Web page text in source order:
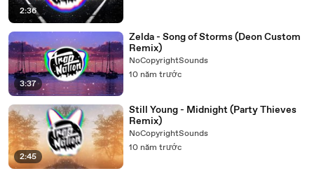
2:36
3:37
Zelda - Song of Storms (Deon Custom
Remix)
NoCopyrightSounds
10 năm trước
2:45
Still Young - Midnight (Party Thieves
Remix)
NoCopyrightSounds
10 năm trước